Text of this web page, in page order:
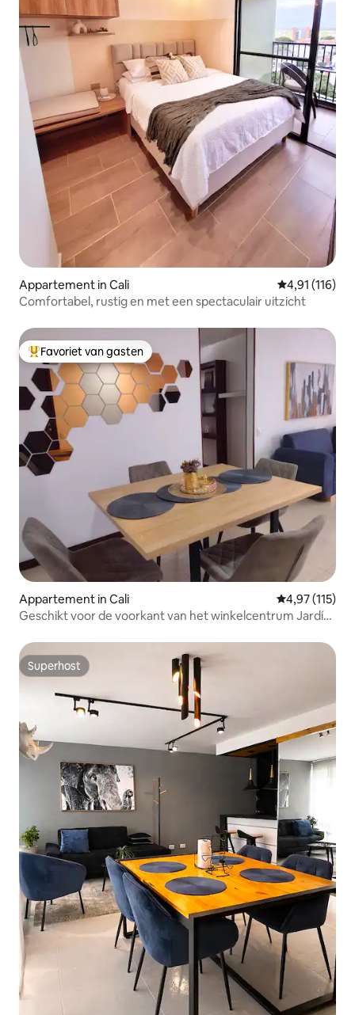
Appartement in Cali Gemiddelde
4,91 (116)
Comfortabel, rustig en met een spectaculair uitzicht
Topfavoriet van gasten
Favoriet van gasten
Appartement in Cali Gemiddelde
4,97 (115)
Geschikt voor de voorkant van het winkelcentrum Jardín
Superhost
Superhost